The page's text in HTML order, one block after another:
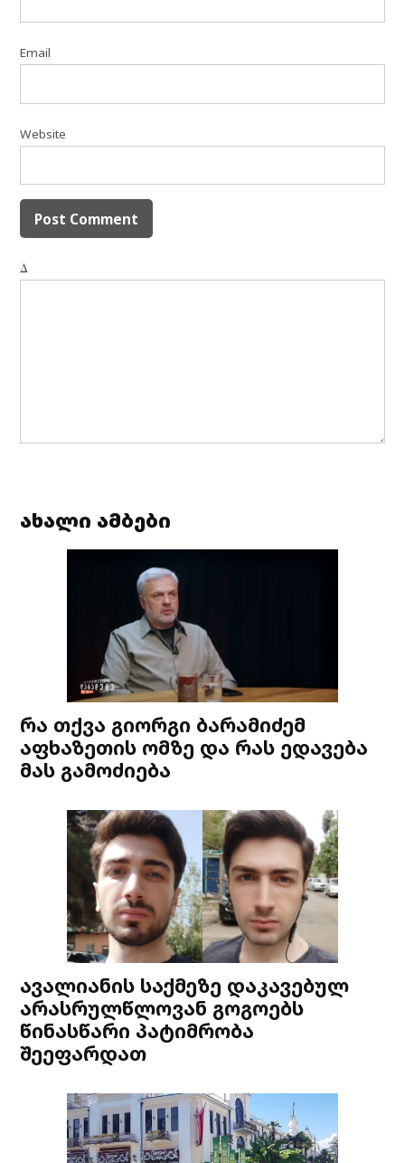
Email
Website
Δ
ახალი ამბები
რა თქვა გიორგი ბარამიძემ
აფხაზეთის ომზე და რას ედავება
მას გამოძიება
ავალიანის საქმეზე დაკავებულ
არასრულწლოვან გოგოებს
წინასწარი პატიმრობა
შეეფარდათ